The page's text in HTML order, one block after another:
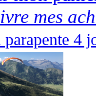
mes
4